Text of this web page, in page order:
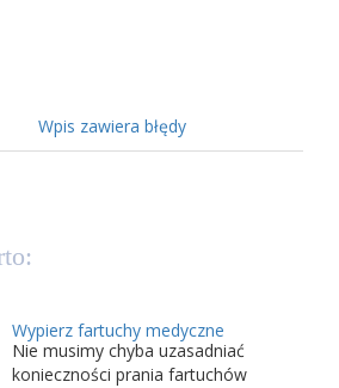
Wpis zawiera błędy
Wypierz fartuchy medyczne
Nie musimy chyba uzasadniać
konieczności prania fartuchów